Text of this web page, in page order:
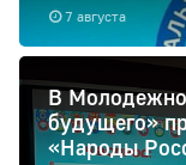
7 августа
В
будущего»
«Народы